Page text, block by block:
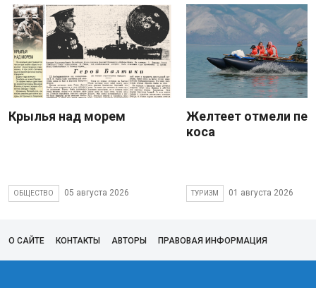
Крылья над морем
ОБЩЕСТВО 05 августа 2026
Желтеет отмели
коса
ТУРИЗМ 01 августа 2026
О САЙТЕ КОНТАКТЫ АВТОРЫ ПРАВОВАЯ ИНФОРМАЦИЯ